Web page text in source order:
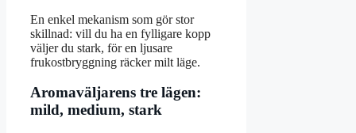
En enkel mekanism som gör stor
skillnad: vill du ha en fylligare kopp
väljer du stark, för en ljusare
frukostbryggning räcker milt läge.
Aromaväljarens tre lägen:
mild, medium, stark